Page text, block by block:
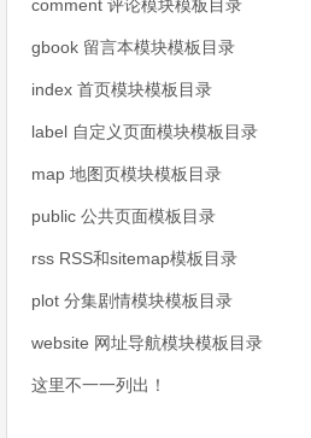
comment 评论模块模板目录
gbook 留言本模块模板目录
index 首页模块模板目录
label 自定义页面模块模板目录
map 地图页模块模板目录
public 公共页面模板目录
rss RSS和sitemap模板目录
plot 分集剧情模块模板目录
website 网址导航模块模板目录
这里不一一列出！